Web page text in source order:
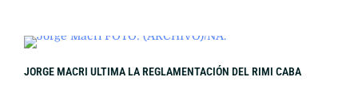
JORGE MACRI ULTIMA LA REGLAMENTACIÓN DEL RIMI CABA